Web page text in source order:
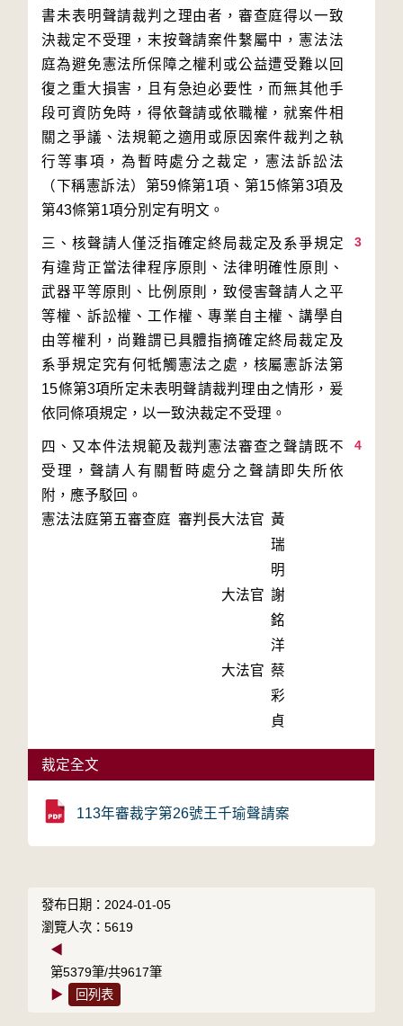
書未表明聲請裁判之理由者，審查庭得以一致
決裁定不受理，末按聲請案件繫屬中，憲法法
庭為避免憲法所保障之權利或公益遭受難以回
復之重大損害，且有急迫必要性，而無其他手
段可資防免時，得依聲請或依職權，就案件相
關之爭議、法規範之適用或原因案件裁判之執
行等事項，為暫時處分之裁定，憲法訴訟法
（下稱憲訴法）第59條第1項、第15條第3項及
3
三、核聲請人僅泛指確定終局裁定及系爭規定
有違背正當法律程序原則、法律明確性原則、
武器平等原則、比例原則，致侵害聲請人之平
等權、訴訟權、工作權、專業自主權、講學自
由等權利，尚難謂已具體指摘確定終局裁定及
系爭規定究有何牴觸憲法之處，核屬憲訴法第
15條第3項所定未表明聲請裁判理由之情形，爰
4
四、又本件法規範及裁判憲法審查之聲請既不
受理，聲請人有關暫時處分之聲請即失所依
附，應予駁回。
憲法法庭第五審查庭 審判長大法官 黃
瑞
明
大法官 謝
銘
洋
大法官 蔡
彩
貞
裁定全文
113年審裁字第26號王千瑜聲請案
發布日期：2024-01-05
瀏覽人次：5619
◀
第5379筆/共9617筆
▶
回列表